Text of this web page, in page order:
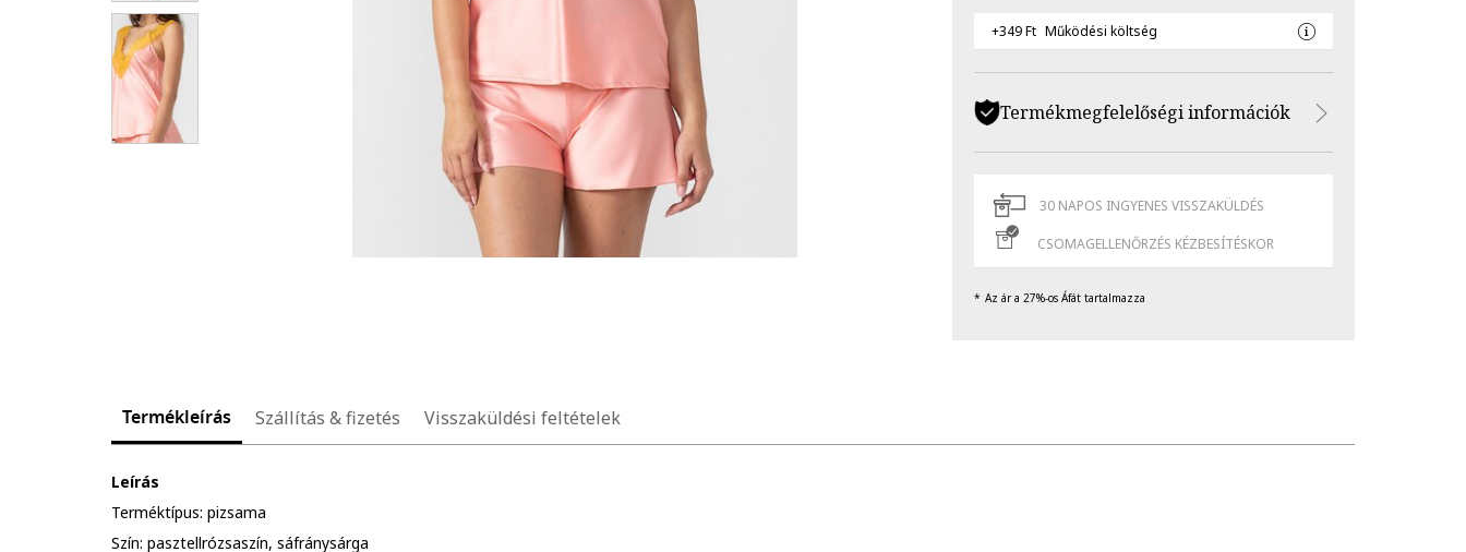
+349 Ft Működési költség
Termékmegfelelőségi információk
30 NAPOS INGYENES VISSZAKÜLDÉS
CSOMAGELLENŐRZÉS KÉZBESÍTÉSKOR
Az ár a 27%-os Áfát tartalmazza
Termékleírás Szállítás & fizetés Visszaküldési feltételek
Leírás
Terméktípus: pizsama
Szín: pasztellrózsaszín, sáfránysárga